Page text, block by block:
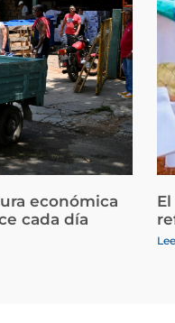
económica
cada día